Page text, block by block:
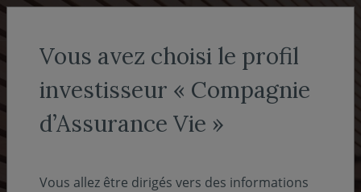
Aller au menu
Aller au contenu
Réseaux de distribution du
groupe Covéa
Vous avez choisi le profil
investisseur « Compagnie
d’Assurance Vie »
Vous allez être dirigés vers des informations